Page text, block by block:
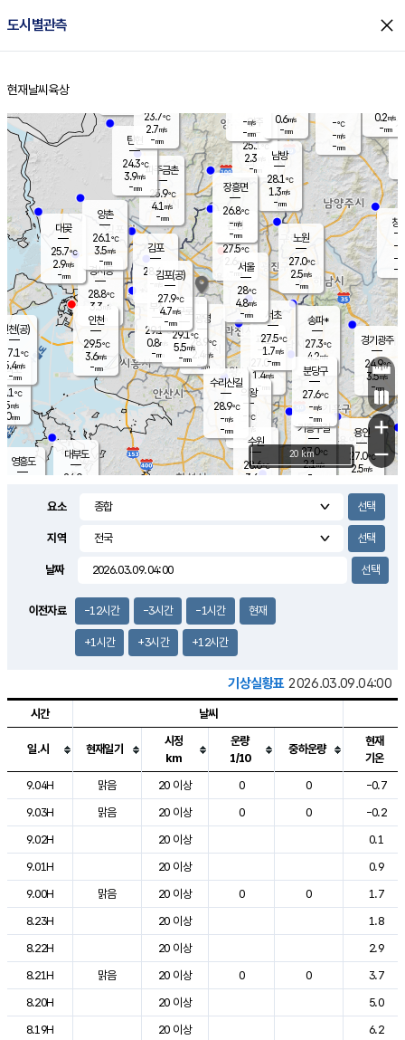
도시별관측 close
홈
현재날씨 육상
의도
℃
m/s
mm
영흥도
양주
25.1℃
2.3
-mm
과천
27.0℃
1.4m/s
- mm
용인
27.0℃
2.5m/s
경기광주
24.9℃
3.5m/s
-mm
2.2m/s
대부도
24.0
14.5
경서동
28.8℃
3.3 m/s
-mm
파주금촌
25.9℃
4.1 m/s
-mm
-℃
-m/s
-mm
대곶
25.7℃
2.9m/s
-mm
창
-
-m/
-
탄현
24.3℃
3.9m/s
-mm
0.2m/s
-mm
의왕
- ℃
m/s
mm
김포
28.4℃
-m/s
mm
광명
28.9 ℃
2.4 m/s
-mm
부천
29.1℃
0.8m/s
-mm
양촌
26.1℃
3.5m/s
-mm
구로
29.1℃
5.5m/s
-mm
은평
27.5℃
2.6 m/s
- mm
노원
27.0℃
2.5m/s
-mm
송파*
27.3℃
4.2m/s
-mm
서초
27.5℃
1.7m/s
-mm
남방
28.1℃
1.3m/s
-mm
기흥구갈
27.0℃
2.1m/s
-
수리산길
28.9℃
-m/s
-mm
분당구
27.6℃
-m/s
-mm
장흥면
26.8℃
-m/s
-mm
-m/s
-mm
인천(공)
27.1℃
5.4m/s
-mm
김포(공)
27.9℃
4.7m/s
-mm
수원
28.6℃
3.6 m/s
인천
29.5℃
3.6m/s
-mm
서울
28℃
4.8m/s
-mm
23.7℃
2.7m/s
-mm
0.6m/s
-mm
+
−
20 km
요소
지역
날짜
이전자료 -12시간 -3시간 -1시간 현재
+1시간 +3시간 +12시간
기상실황표 2026.03.09.04:00
도시별 기상실황표로 지점, 날씨, 기온, 강수, 바람, 기압등을 안내한 표입
시간 날씨
일.시 현재일기
시정
km
운량
1/10
중하운량
현재
기온
9.04H
맑음 20 이상 0 0
-0.7
9.03H
맑음 20 이상 0 0
-0.2
9.02H
20 이상
0.1
9.01H
20 이상
0.9
9.00H
맑음 20 이상 0 0
1.7
8.23H
20 이상
1.8
8.22H
20 이상
2.9
8.21H
맑음 20 이상 0 0
3.7
8.20H
20 이상
5.0
8.19H
20 이상
6.2